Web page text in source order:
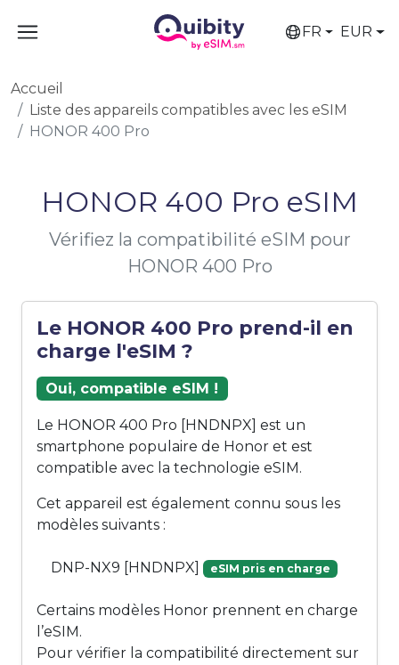
FR EUR
Accueil
Liste des appareils compatibles avec les eSIM
HONOR 400 Pro
HONOR 400 Pro eSIM
Vérifiez la compatibilité eSIM pour
HONOR 400 Pro
Le HONOR 400 Pro prend-il en
charge l'eSIM ?
Oui, compatible eSIM !
Le HONOR 400 Pro [HNDNPX] est un
smartphone populaire de Honor et est
compatible avec la technologie eSIM.
Cet appareil est également connu sous les
modèles suivants :
DNP-NX9 [HNDNPX] eSIM pris en charge
Certains modèles Honor prennent en charge
l’eSIM.
Pour vérifier la compatibilité directement sur